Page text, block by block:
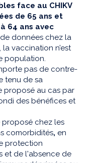
face au CHIKV
de 65 ans et
64 ans avec
données chez la
vaccination n’est
population.
pas de contre-
tenu de sa
proposé au cas par
des bénéfices et
proposé chez les
comorbidités, en
protection
et de l'absence de